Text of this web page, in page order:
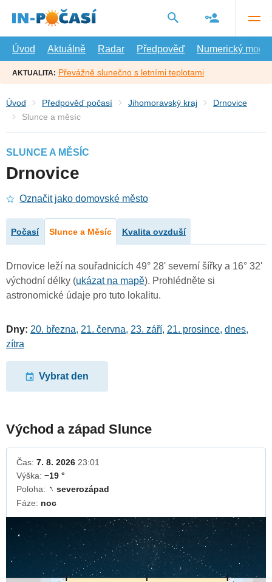
hlavní
Úvod
Aktuálně Radar Předpověď Numerický model
AKTUALITA: Převážně slunečno s letními teplotami
Úvod Předpověď počasí Jihomoravský kraj
Drnovice
Slunce a měsíc
SLUNCE A MĚSÍC
Drnovice
Označit jako domovské město
Počasí Slunce a Měsíc Kvalita ovzduší
Drnovice leží na souřadnicích 49° 28' severní šířky a 16° 32'
východní délky (ukázat na mapě). Prohlédněte si
astronomické údaje pro tuto lokalitu.
Dny: 20. března, 21. června, 23. září, 21. prosince, dnes,
zítra
Vybrat den
Východ a západ Slunce
Čas: 7. 8. 2026 23:01
Výška: −19 °
Poloha: ↓severozápad
Fáze: noc